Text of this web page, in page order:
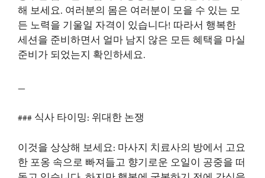
해 보세요. 여러분의 몸은 여러분이 모을 수 있는 모
든 노력을 기울일 자격이 있습니다! 따라서 행복한
세션을 준비하면서 얼마 남지 않은 모든 혜택을 마실
준비가 되었는지 확인하세요.
–
### 식사 타이밍: 위대한 논쟁
이것을 상상해 보세요: 마사지 치료사의 방에서 고요
한 포옹 속으로 빠져들고 향기로운 오일이 공중을 떠